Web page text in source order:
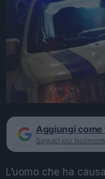
Aggiungi
Seguici più
L’uomo che ha